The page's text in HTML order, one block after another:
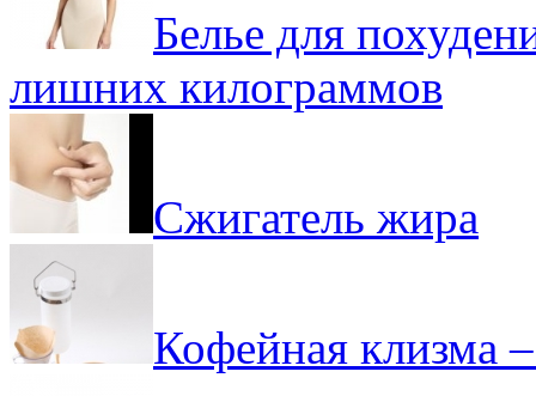
Белье для
лишних килограммов
Сжигатель жира
Кофейная клизма